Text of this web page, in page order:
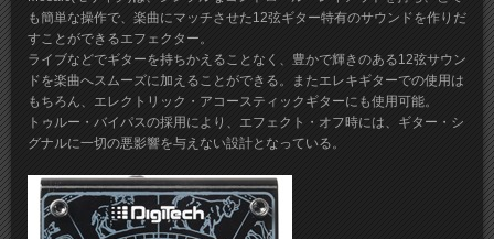
も簡単な操作で、楽曲にマッチさせた12弦ギター特有のサウンドを作りだ
すことができるエフェクター。
ライブなどでギターを持ちかえることなく、豊かで輝きのある12弦サウン
ドを楽曲へスムーズに加えることができる。またエレキギターでの使用は
もちろん、エレクトリック・アコースティックギターにも使用可能。
トゥルー・バイパスの採用により、エフェクト・オフ時には、ギター・シ
グナルに一切の悪影響を与えない設計となっている。